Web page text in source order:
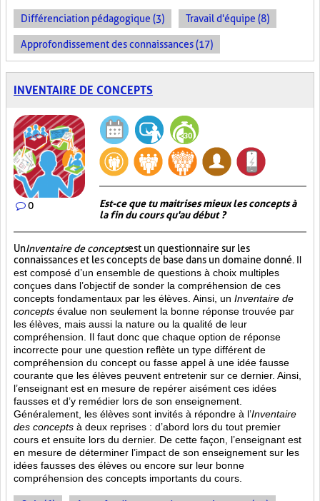
Différenciation pédagogique (3) Travail d'équipe (8)
Approfondissement des connaissances (17)
INVENTAIRE DE CONCEPTS
0
Est-ce que tu maitrises mieux les concepts à
la fin du cours qu'au début ?
UnInventaire de conceptsest un questionnaire sur les
connaissances et les concepts de base dans un domaine donné. Il
est composé d’un ensemble de questions à choix multiples
conçues dans l’objectif de sonder la compréhension de ces
concepts fondamentaux par les élèves. Ainsi, un Inventaire de
concepts évalue non seulement la bonne réponse trouvée par
les élèves, mais aussi la nature ou la qualité de leur
compréhension. Il faut donc que chaque option de réponse
incorrecte pour une question reflète un type différent de
compréhension du concept ou fasse appel à une idée fausse
courante que les élèves peuvent entretenir sur ce dernier. Ainsi,
l’enseignant est en mesure de repérer aisément ces idées
fausses et d’y remédier lors de son enseignement.
Généralement, les élèves sont invités à répondre à l’Inventaire
des concepts à deux reprises : d’abord lors du tout premier
cours et ensuite lors du dernier. De cette façon, l’enseignant est
en mesure de déterminer l’impact de son enseignement sur les
idées fausses des élèves ou encore sur leur bonne
compréhension des concepts importants du cours.